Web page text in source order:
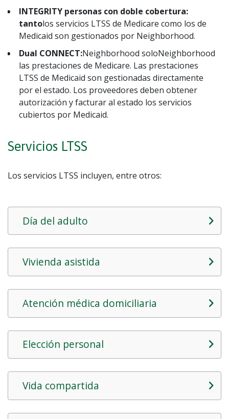
INTEGRITY personas con doble cobertura:
tantolos servicios LTSS de Medicare como los de
Medicaid son gestionados por Neighborhood.
Dual CONNECT:Neighborhood soloNeighborhood
las prestaciones de Medicare. Las prestaciones
LTSS de Medicaid son gestionadas directamente
por el estado. Los proveedores deben obtener
autorización y facturar al estado los servicios
cubiertos por Medicaid.
Servicios LTSS
Los servicios LTSS incluyen, entre otros:
Día del adulto
Vivienda asistida
Atención médica domiciliaria
Elección personal
Vida compartida